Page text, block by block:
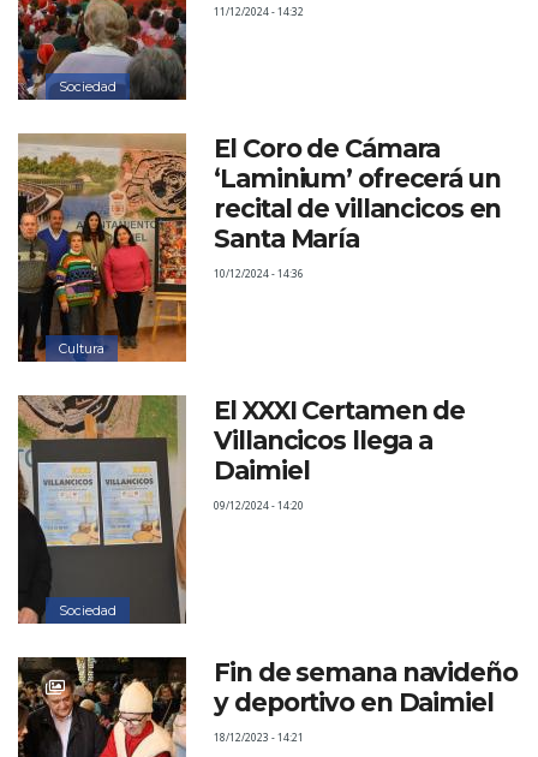
Sociedad
11/12/2024 - 14:32
Cultura
El Coro de Cámara
‘Laminium’ ofrecerá un
recital de villancicos en
Santa María
10/12/2024 - 14:36
Sociedad
El XXXI Certamen de
Villancicos llega a
Daimiel
09/12/2024 - 14:20
Fin de semana navideño
y deportivo en Daimiel
18/12/2023 - 14:21